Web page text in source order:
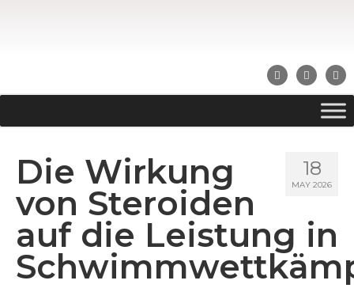
18
MAY 2026
Die Wirkung
von Steroiden
auf die Leistung in